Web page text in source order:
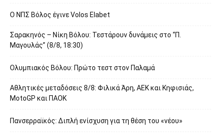
O ΝΠΣ Βόλος έγινε Volos Elabet
Σαρακηνός – Νίκη Βόλου: Τεστάρουν δυνάμεις στο “Π.
Μαγουλάς” (8/8, 18:30)
Ολυμπιακός Βόλου: Πρώτο τεστ στον Παλαμά
Αθλητικές μεταδόσεις 8/8: Φιλικά Άρη, ΑΕΚ και Κηφισιάς,
MotoGP και ΠΑΟΚ
Πανσερραϊκός: Διπλή ενίσχυση για τη θέση του «νέου»